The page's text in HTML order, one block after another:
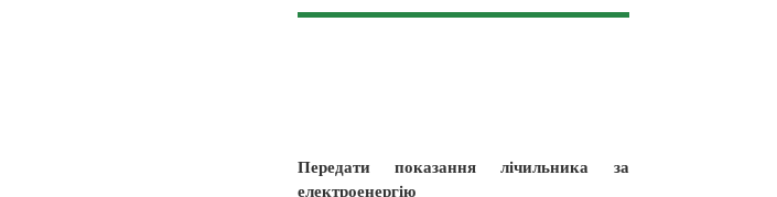
Передати показання лічильника за
електроенергію